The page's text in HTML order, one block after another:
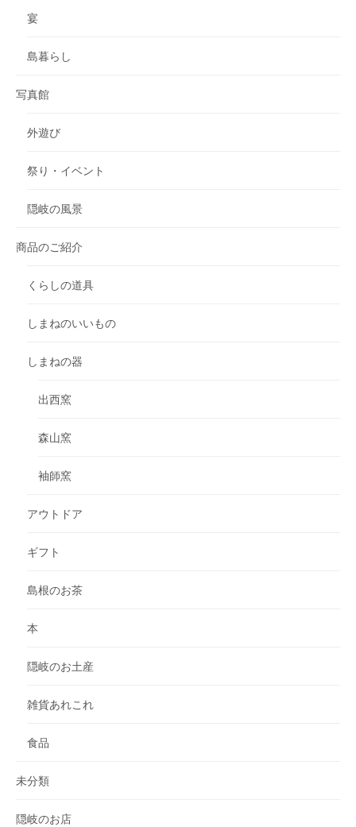
宴
島暮らし
写真館
外遊び
祭り・イベント
隠岐の風景
商品のご紹介
くらしの道具
しまねのいいもの
しまねの器
出西窯
森山窯
袖師窯
アウトドア
ギフト
島根のお茶
本
隠岐のお土産
雑貨あれこれ
食品
未分類
隠岐のお店